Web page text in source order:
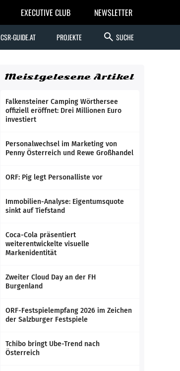
EXECUTIVE CLUB NEWSLETTER
CSR-GUIDE.AT PROJEKTE search SUCHE
Meistgelesene Artikel
Falkensteiner Camping Wörthersee
offiziell eröffnet: Drei Millionen Euro
investiert
Personalwechsel im Marketing von
Penny Österreich und Rewe Großhandel
ORF: Pig legt Personalliste vor
Immobilien-Analyse: Eigentumsquote
sinkt auf Tiefstand
Coca-Cola präsentiert
weiterentwickelte visuelle
Markenidentität
Zweiter Cloud Day an der FH
Burgenland
ORF-Festspielempfang 2026 im Zeichen
der Salzburger Festspiele
Tchibo bringt Ube-Trend nach
Österreich